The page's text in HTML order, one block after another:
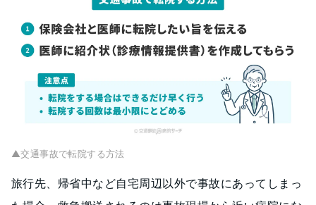
▲交通事故で転院する方法
旅行先、帰省中など自宅周辺以外で事故にあってしまっ